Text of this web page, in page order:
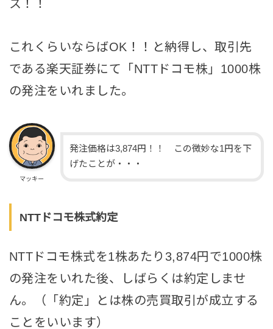
ス！！
これくらいならばOK！！と納得し、取引先
である楽天証券にて「NTTドコモ株」1000株
の発注をいれました。
マッキー
発注価格は3,874円！！ この微妙な1円を下
げたことが・・・
NTTドコモ株式約定
NTTドコモ株式を1株あたり3,874円で1000株
の発注をいれた後、しばらくは約定しませ
ん。（「約定」とは株の売買取引が成立する
ことをいいます）